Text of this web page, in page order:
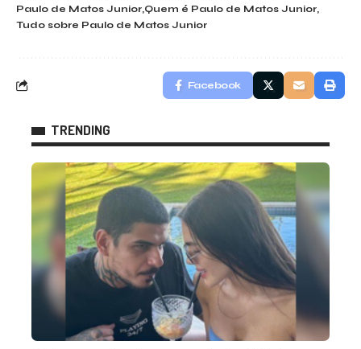
Paulo de Matos Junior Quem é Paulo de Matos Junior
Tudo sobre Paulo de Matos Junior
Facebook
TRENDING